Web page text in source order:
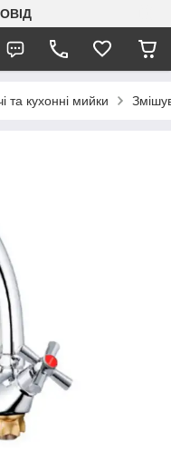
та кухонні мийки